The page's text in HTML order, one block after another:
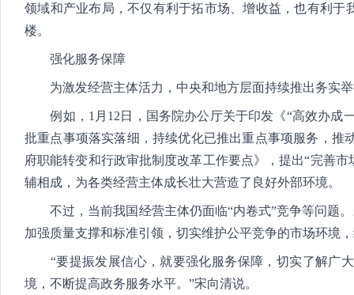
领域和产业布局，不仅有利于拓市场、增收益，也有利
楼。
强化服务保障
为激发经营主体活力，中央和地方层面持续推出务实
例如，1月12日，国务院办公厅关于印发《“高效办成
批重点事项落实落细，持续优化已推出重点事项服务，推
府职能转变和行政审批制度改革工作要点》，提出“完善
辅相成，为各类经营主体成长壮大营造了良好外部环境。
不过，当前我国经营主体仍面临“内卷式”竞争等问题。
加强质量支撑和标准引领，切实维护公平竞争的市场环境
“要提振发展信心，就要强化服务保障，切实了解广大
境，不断提高政务服务水平。”宋向清说。